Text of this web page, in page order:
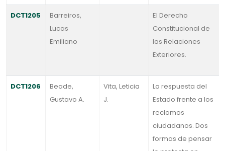
DCT1205
Barreiros,
Lucas
Emiliano
El Derecho
Constitucional de
las Relaciones
Exteriores.
DCT1206
Beade,
Gustavo A.
Vita, Leticia
J.
La respuesta del
Estado frente a los
reclamos
ciudadanos. Dos
formas de pensar